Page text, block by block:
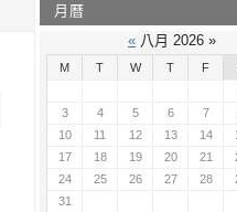
月曆
« 八月 2026 »
M T W T F
3
4 5 6 7
10
11 12 13 14
17
18 19 20 21
24
25 26 27 28
31